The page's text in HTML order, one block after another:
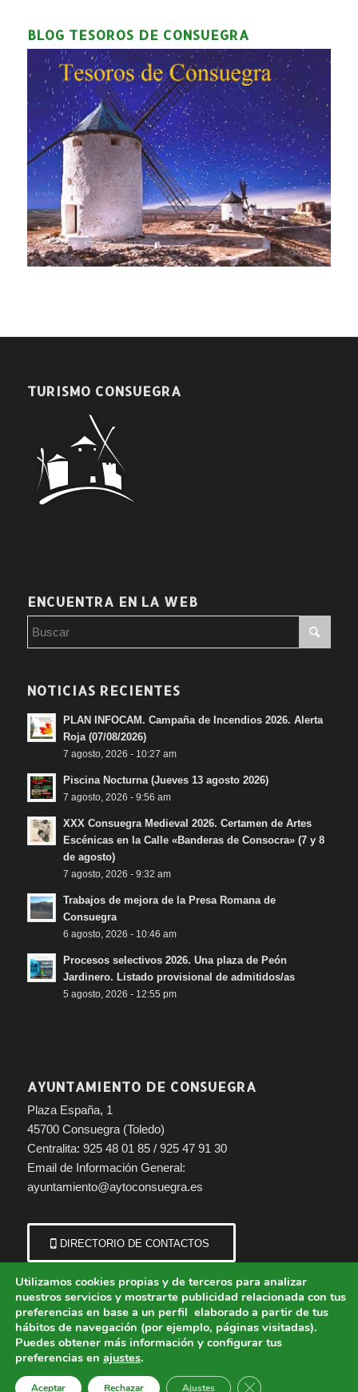
BLOG TESOROS DE CONSUEGRA
TURISMO CONSUEGRA
ENCUENTRA EN LA WEB
NOTICIAS RECIENTES
PLAN INFOCAM. Campaña de Incendios 2026. Alerta
Roja (07/08/2026)
7 agosto, 2026 - 10:27 am
Piscina Nocturna (Jueves 13 agosto 2026)
7 agosto, 2026 - 9:56 am
XXX Consuegra Medieval 2026. Certamen de Artes
Escénicas en la Calle «Banderas de Consocra» (7 y 8
de agosto)
7 agosto, 2026 - 9:32 am
Trabajos de mejora de la Presa Romana de
Consuegra
6 agosto, 2026 - 10:46 am
Procesos selectivos 2026. Una plaza de Peón
Jardinero. Listado provisional de admitidos/as
5 agosto, 2026 - 12:55 pm
AYUNTAMIENTO DE CONSUEGRA
Plaza España, 1
45700 Consuegra (Toledo)
Centralita: 925 48 01 85 / 925 47 91 30
Email de Información General:
ayuntamiento@aytoconsuegra.es
DIRECTORIO DE CONTACTOS
© Copyright - Ayuntamiento de Consuegra (Toledo) | Portal municipal.
Utilizamos cookies propias y de terceros para analizar
nuestros servicios y mostrarte publicidad relacionada con tus
preferencias en base a un perfil elaborado a partir de tus
hábitos de navegación (por ejemplo, páginas visitadas).
Puedes obtener más información y configurar tus
preferencias en ajustes.
Aceptar Rechazar Ajustes Cerrar el banner de